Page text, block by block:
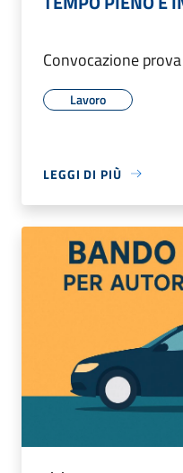
Convocazione
Lavoro
LEGGI DI PIÙ